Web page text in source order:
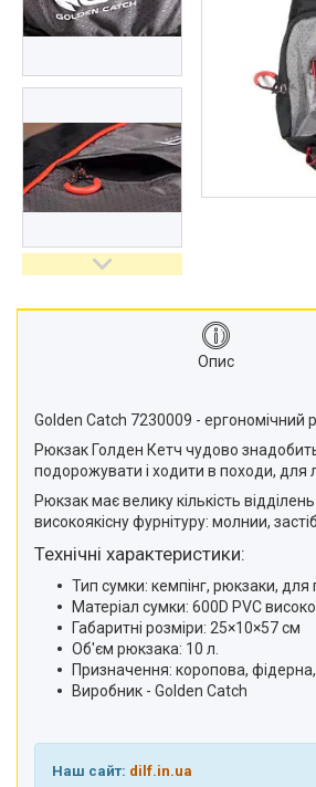
Опис
Golden Catch 7230009 - ергономічний
Рюкзак Голден Кетч чудово
подорожувати і ходити в походи, для
Рюкзак має велику кількість
високоякісну фурнітуру: молнии,
Технічні характеристики:
Тип сумки: кемпінг, рюкзаки,
Матеріал сумки: 600D PVC
Габаритні розміри: 25×10×57 см
Об'єм рюкзака: 10 л.
Призначення: коропова, фідерна,
Виробник - Golden Catch
Наш сайт: dilf.in.ua